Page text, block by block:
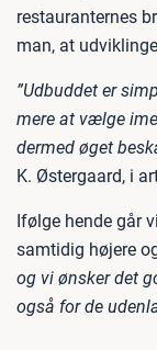
restauranternes
man, at
”Udbuddet er
mere at vælge
dermed øget
K. Østergaard, i
Ifølge hende går
samtidig højere
og vi ønsker det
også for de